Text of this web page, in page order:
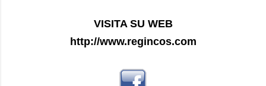
VISITA SU WEB
http://www.regincos.com